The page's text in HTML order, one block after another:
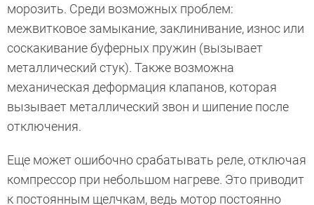
морозить. Среди возможных проблем:
межвитковое замыкание, заклинивание, износ или
соскакивание буферных пружин (вызывает
металлический стук). Также возможна
механическая деформация клапанов, которая
вызывает металлический звон и шипение после
отключения.
Еще может ошибочно срабатывать реле, отключая
компрессор при небольшом нагреве. Это приводит
к постоянным щелчкам, ведь мотор постоянно